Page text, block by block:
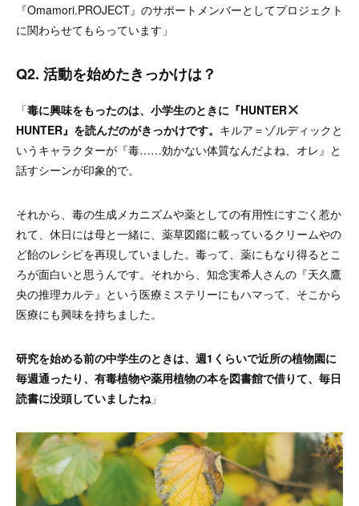
『Omamori.PROJECT』のサポートメンバーとしてプロジェクト
に関わらせてもらっています」
Q2. 活動を始めたきっかけは？
「毒に興味をもったのは、小学生のときに『HUNTER
HUNTER』を読んだのがきっかけです。 キルア＝ゾルディックと
いうキャラクターが『毒……効かない体質なんだよね、オレ』と
話すシーンが印象的で。
それから、毒の生成メカニズムや薬としての有用性にすごく惹か
れて、休日には母と一緒に、薬草図鑑に載っているクリームやの
ど飴のレシピを再現していました。毒って、薬にもなり得るとこ
ろが面白いと思うんです。それから、知念実希人さんの『天久鷹
央の推理カルテ』という医療ミステリーにもハマって、そこから
医療にも興味を持ちました。
研究を始める前の中学生のときは、週1くらいで近所の植物園に
毎週通ったり、有毒植物や薬用植物の本を図書館で借りて、毎日
読書に没頭していましたね 」